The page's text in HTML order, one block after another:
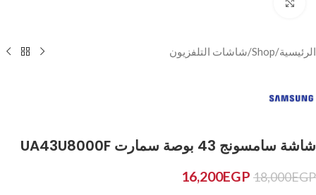
الرئيسية/
Shop
/شاشات التلفزيون
شاشة سامسونج 43 بوصة سمارت UA43U8000F
18,000EGP
16,200EGP